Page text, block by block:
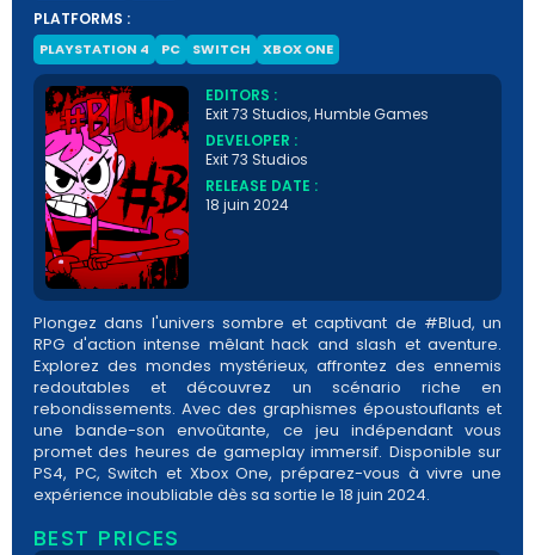
PLATFORMS :
PLAYSTATION 4 PC SWITCH XBOX ONE
EDITORS :
Exit 73 Studios, Humble Games
DEVELOPER :
Exit 73 Studios
RELEASE DATE :
18 juin 2024
Plongez dans l'univers sombre et captivant de #Blud, un
RPG d'action intense mêlant hack and slash et aventure.
Explorez des mondes mystérieux, affrontez des ennemis
redoutables et découvrez un scénario riche en
rebondissements. Avec des graphismes époustouflants et
une bande-son envoûtante, ce jeu indépendant vous
promet des heures de gameplay immersif. Disponible sur
PS4, PC, Switch et Xbox One, préparez-vous à vivre une
expérience inoubliable dès sa sortie le 18 juin 2024.
BEST PRICES